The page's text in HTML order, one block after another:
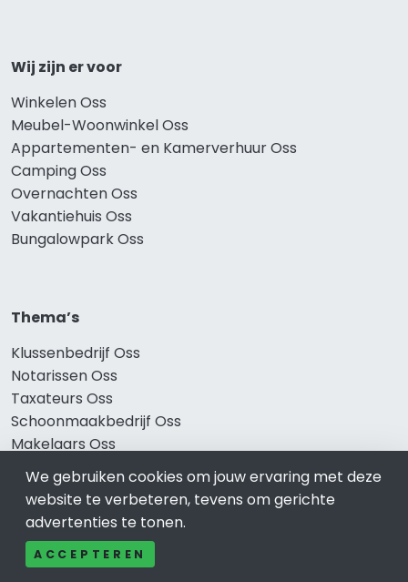
Wij zijn er voor
Winkelen Oss
Meubel-Woonwinkel Oss
Appartementen- en Kamerverhuur Oss
Camping Oss
Overnachten Oss
Vakantiehuis Oss
Bungalowpark Oss
Thema’s
Klussenbedrijf Oss
Notarissen Oss
Taxateurs Oss
Schoonmaakbedrijf Oss
Makelaars Oss
Onze producten
Keuken Oss
We gebruiken cookies om jouw ervaring met deze
website te verbeteren, tevens om gerichte
advertenties te tonen.
ACCEPTEREN